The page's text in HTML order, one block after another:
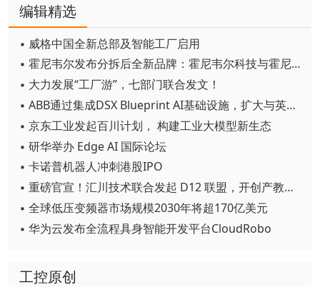
编辑精选
▪ 威格中国全新总部及智能工厂启用
▪ 霍尼韦尔发布分拆后全新品牌：霍尼韦尔科技与霍尼韦尔航空航天
▪ 大力发展“工厂游”，七部门联合发文！
▪ ABB通过集成DSX Blueprint AI基础设施，扩大与英伟达的合作
▪ 京东工业发起百川计划， 构建工业大模型新生态
▪ 研华举办 Edge AI 国际论坛
▪ 卡诺普机器人冲刺港股IPO
▪ 重磅官宣！汇川技术联合发起 D12 联盟，开创产教融合新范式
▪ 全球低压变频器市场规模2030年将超170亿美元
▪ 华为云发布全流程具身智能开发平台CloudRobo
工控原创